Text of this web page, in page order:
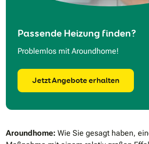
Passende Heizung finden?
Problemlos mit Aroundhome!
Jetzt Angebote erhalten
Aroundhome: Wie Sie gesagt haben,